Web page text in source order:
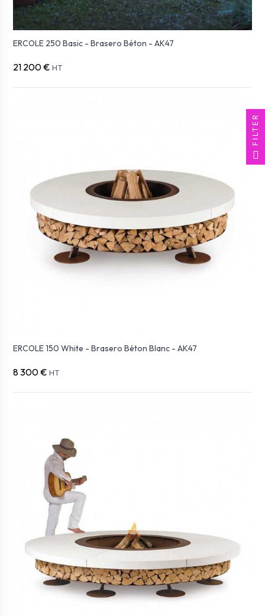
ERCOLE 250 Basic - Brasero Béton - AK47
21 200 € HT
ERCOLE 150 White - Brasero Béton Blanc - AK47
8 300 € HT
FILTER